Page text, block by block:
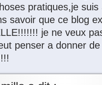
pratiques,je
savoir que ce blog
je ne veux
penser a donner